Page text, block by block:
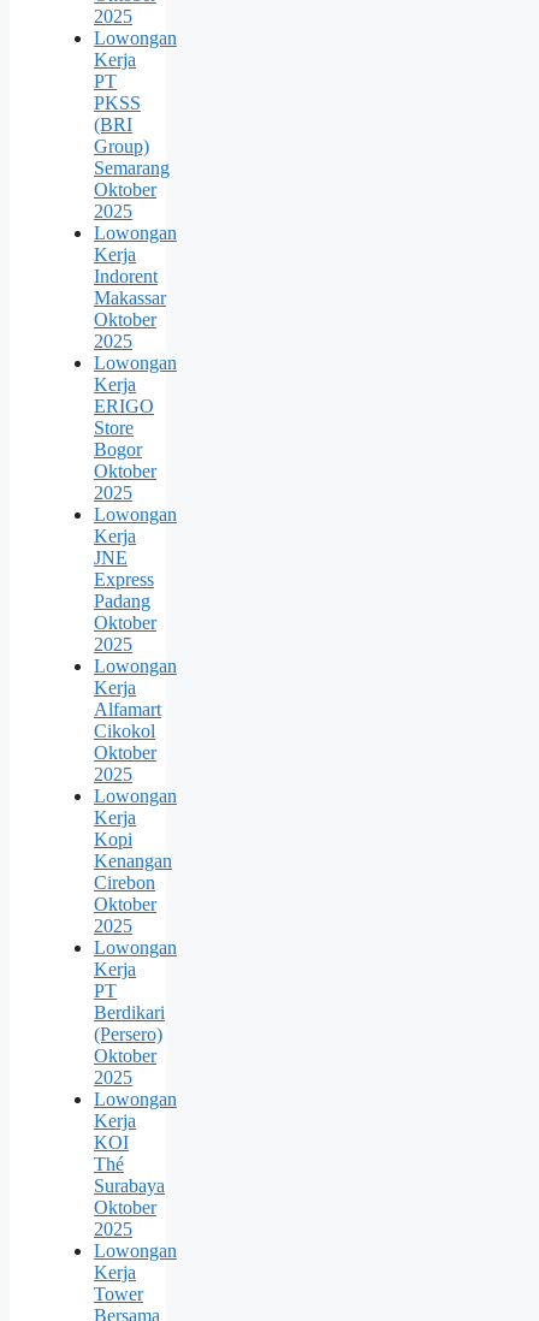
2025
Lowongan
Kerja
PT
PKSS
(BRI
Group)
Semarang
Oktober
2025
Lowongan
Kerja
Indorent
Makassar
Oktober
2025
Lowongan
Kerja
ERIGO
Store
Bogor
Oktober
2025
Lowongan
Kerja
JNE
Express
Padang
Oktober
2025
Lowongan
Kerja
Alfamart
Cikokol
Oktober
2025
Lowongan
Kerja
Kopi
Kenangan
Cirebon
Oktober
2025
Lowongan
Kerja
PT
Berdikari
(Persero)
Oktober
2025
Lowongan
Kerja
KOI
Thé
Surabaya
Oktober
2025
Lowongan
Kerja
Tower
Bersama